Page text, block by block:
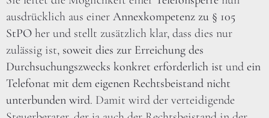
ausdrücklich aus einer Annexkompetenz zu § 105
StPO her und stellt zusätzlich klar, dass dies nur
zulässig ist, soweit dies zur Erreichung des
Durchsuchungszwecks konkret erforderlich ist und ein
Telefonat mit dem eigenen Rechtsbeistand nicht
unterbunden wird. Damit wird der verteidigende